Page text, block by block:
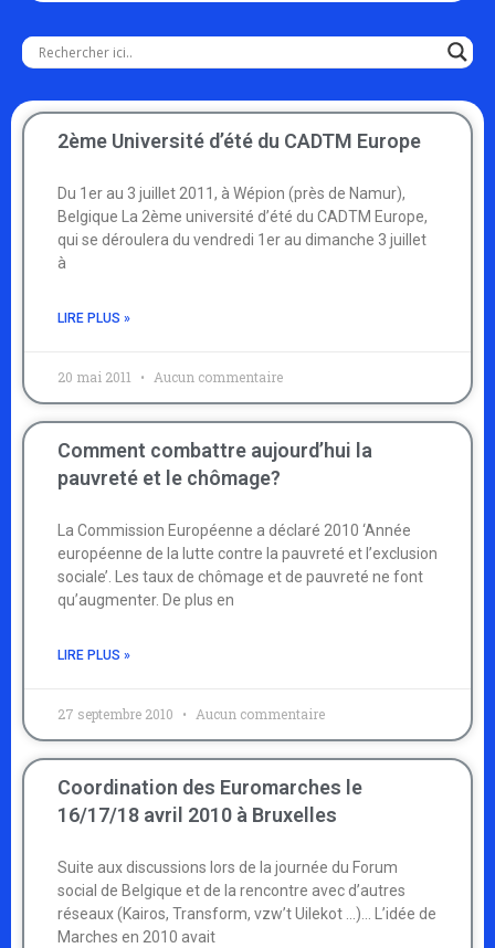
2ème Université d’été du CADTM Europe
Du 1er au 3 juillet 2011, à Wépion (près de Namur),
Belgique La 2ème université d’été du CADTM Europe,
qui se déroulera du vendredi 1er au dimanche 3 juillet
à
LIRE PLUS »
20 mai 2011 Aucun commentaire
Comment combattre aujourd’hui la
pauvreté et le chômage?
La Commission Européenne a déclaré 2010 ‘Année
européenne de la lutte contre la pauvreté et l’exclusion
sociale’. Les taux de chômage et de pauvreté ne font
qu’augmenter. De plus en
LIRE PLUS »
27 septembre 2010 Aucun commentaire
Coordination des Euromarches le
16/17/18 avril 2010 à Bruxelles
Suite aux discussions lors de la journée du Forum
social de Belgique et de la rencontre avec d’autres
réseaux (Kairos, Transform, vzw’t Uilekot …)… L’idée de
Marches en 2010 avait